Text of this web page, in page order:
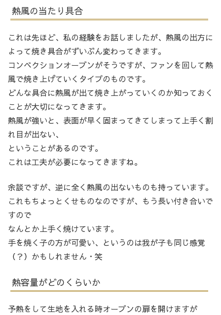
熱風の当たり具合
これは先ほど、私の経験をお話しましたが、熱風の出方に
よって焼き具合がずいぶん変わってきます。
コンベクションオーブンがそうですが、ファンを回して熱
風で焼き上げていくタイプのものです。
どんな具合に熱風が出て焼き上がっていくのか知っておく
ことが大切になってきます。
熱風が強いと、表面が早く固まってきてしまって上手く割
れ目が出ない、
ということがあるのです。
これは工夫が必要になってきますね。
余談ですが、逆に全く熱風の出ないものも持っています。
これもちょっとくせものなのですが、もう長い付き合いで
すので
なんとか上手く焼けています。
手を焼く子の方が可愛い、というのは我が子も同じ感覚
（？）かもしれません・笑
熱容量がどのくらいか
予熱をして生地を入れる時オーブンの扉を開けますが